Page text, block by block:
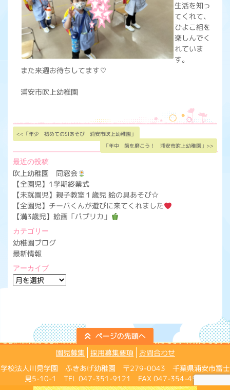
生活を知っ
てくれて、
ひよこ組を
楽しんでく
れていま
す。
また来週お待ちしてます♡
浦安市吹上幼稚園
<<「年少 初めてのSIあそび 浦安市吹上幼稚園」
「年中 歯を磨こう！ 浦安市吹上幼稚園」>>
最近の投稿
吹上幼稚園 同窓会
【全園児】1学期終業式
【未就園児】親子教室１歳児 絵の具あそび☆
【全園児】チーバくんが遊びに来てくれました
【満3歳児】絵画「パプリカ」
カテゴリー
幼稚園ブログ
最新情報
アーカイブ
ア
園児募集 採用募集要項
お問合わせ
学校法人川見学園 ふきあげ幼稚園 〒279-0043 千葉県浦安市富士
見5-10-1 TEL 047-351-9121 FAX 047-354-4574